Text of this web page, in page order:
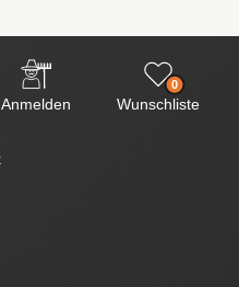
Anmelden
0
Wunschliste